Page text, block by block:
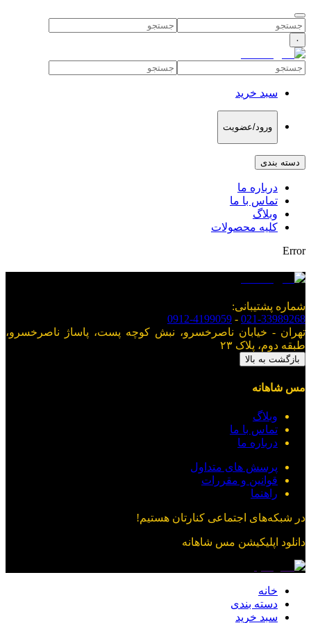
۰
سبد خرید
ورود/عضویت
دسته بندی
درباره ما
تماس با ما
وبلاگ
کلیه محصولات
Error
شماره پشتیبانی:
021-33989268
-
0912-4199059
تهران - خیابان ناصرخسرو، نبش کوچه پست، پاساژ ناصرخسرو،
طبقه دوم، پلاک ۲۳
بازگشت به بالا
مس شاهانه
وبلاگ
تماس با ما
درباره ما
پرسش های متداول
قوانین و مقررات
راهنما
در شبکه‌های اجتماعی کنارتان هستیم!
دانلود اپلیکیشن مس شاهانه
خانه
دسته بندی
سبد خرید